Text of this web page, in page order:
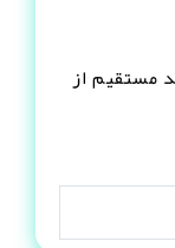
مستقیم از